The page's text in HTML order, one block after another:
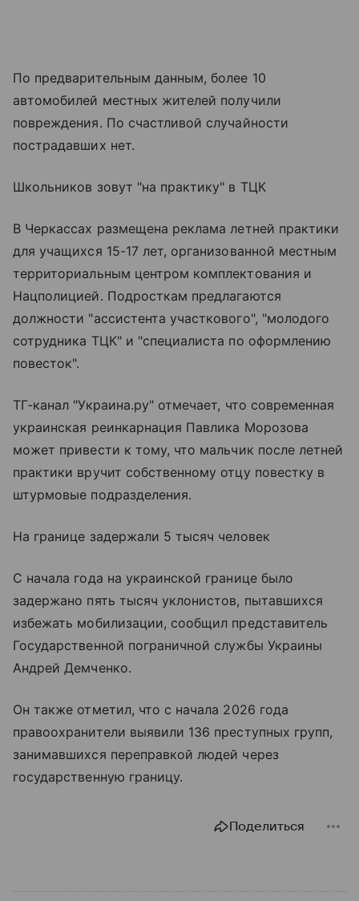
По предварительным данным, более 10
автомобилей местных жителей получили
повреждения. По счастливой случайности
пострадавших нет.
Школьников зовут "на практику" в ТЦК
В Черкассах размещена реклама летней практики
для учащихся 15-17 лет, организованной местным
территориальным центром комплектования и
Нацполицией. Подросткам предлагаются
должности "ассистента участкового", "молодого
сотрудника ТЦК" и "специалиста по оформлению
повесток".
ТГ-канал "Украина.ру" отмечает, что современная
украинская реинкарнация Павлика Морозова
может привести к тому, что мальчик после летней
практики вручит собственному отцу повестку в
штурмовые подразделения.
На границе задержали 5 тысяч человек
С начала года на украинской границе было
задержано пять тысяч уклонистов, пытавшихся
избежать мобилизации, сообщил представитель
Государственной пограничной службы Украины
Андрей Демченко.
Он также отметил, что с начала 2026 года
правоохранители выявили 136 преступных групп,
занимавшихся переправкой людей через
государственную границу.
Поделиться